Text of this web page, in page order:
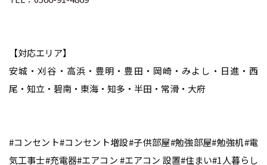
【対応エリア】
安城・刈谷・高浜・豊明・豊田・岡崎・みよし・日進・西
尾・知立・碧南・東海・知多・半田・常滑・大府
#コンセント#コンセント増設#子供部屋#勉強部屋#勉強机#電
気工事士#充電器#エアコン #エアコン 設置#住まい#1人暮らし